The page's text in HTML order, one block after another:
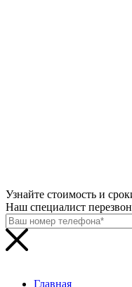
Узнайте стоимость и
Наш специалист
Главная